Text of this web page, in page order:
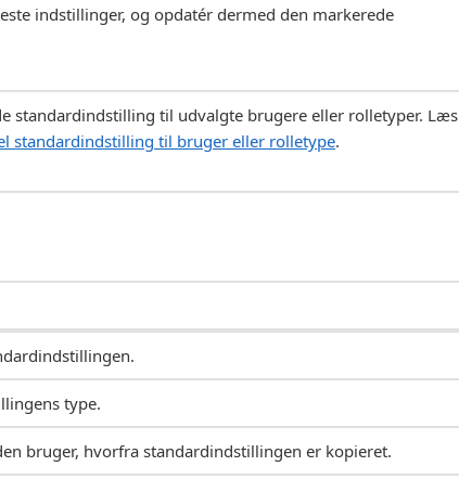
indstillinger, og opdatér dermed den markerede
standardindstilling til udvalgte brugere eller rolletyper. Læs
standardindstilling til bruger eller rolletype.
type.
bruger, hvorfra standardindstillingen er kopieret.